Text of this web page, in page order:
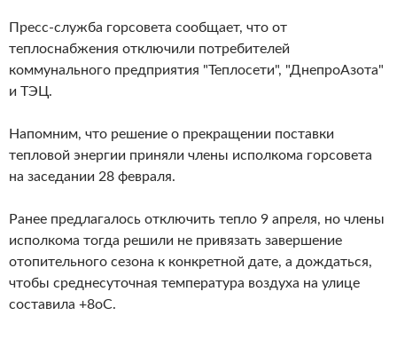
Пресс-служба горсовета сообщает, что от
теплоснабжения отключили потребителей
коммунального предприятия "Теплосети", "ДнепроАзота"
и ТЭЦ.
Напомним, что решение о прекращении поставки
тепловой энергии приняли члены исполкома горсовета
на заседании 28 февраля.
Ранее предлагалось отключить тепло 9 апреля, но члены
исполкома тогда решили не привязать завершение
отопительного сезона к конкретной дате, а дождаться,
чтобы среднесуточная температура воздуха на улице
составила +8оС.